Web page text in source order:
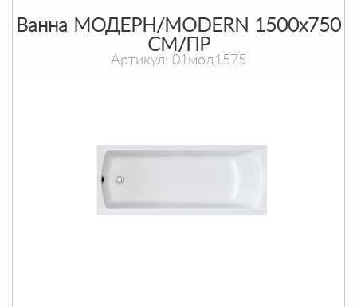
Ванна МОДЕРН/MODERN 1500х750
СМ/ПР
Артикул: 01мод1575